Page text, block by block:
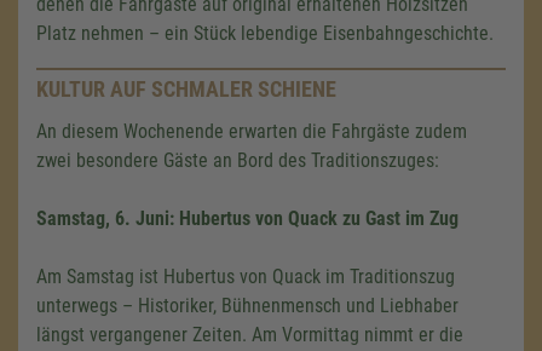
Platz nehmen – ein Stück lebendige Eisenbahngeschichte.
KULTUR AUF SCHMALER SCHIENE
An diesem Wochenende erwarten die Fahrgäste zudem
zwei besondere Gäste an Bord des Traditionszuges:
Samstag, 6. Juni: Hubertus von Quack zu Gast im Zug
Am Samstag ist Hubertus von Quack im Traditionszug
unterwegs – Historiker, Bühnenmensch und Liebhaber
längst vergangener Zeiten. Am Vormittag nimmt er die